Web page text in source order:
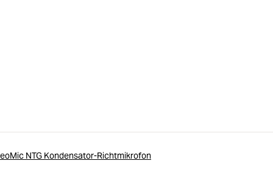
NTG Kondensator-Richtmikrofon